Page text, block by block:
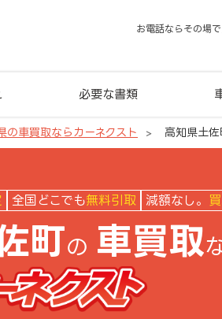
お電話ならその場
必要な書類
の車買取ならカーネクスト 高知県土
全国どこでも無料引取 減額なし。
町の 車買取